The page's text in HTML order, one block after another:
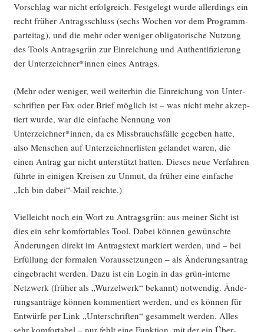
Vor­schlag war nicht erfolg­reich. Fest­ge­legt wur­de aller­dings ein
recht frü­her Antrags­schluss (sechs Wochen vor dem Pro­gramm­
par­tei­tag), und die mehr oder weni­ger obli­ga­to­ri­sche Nut­zung
des Tools Antrags­grün zur Ein­rei­chung und Authen­ti­fi­zie­rung
der Unterzeichner*innen eines Antrags.
(Mehr oder weni­ger, weil wei­ter­hin die Ein­rei­chung von Unter­
schrif­ten per Fax oder Brief mög­lich ist – was nicht mehr akzep­
tiert wur­de, war die ein­fa­che Nen­nung von
Unterzeichner*innen, da es Miss­brauchs­fäl­le gege­ben hat­te,
also Men­schen auf Unter­zeich­ner­lis­ten gelan­det waren, die
einen Antrag gar nicht unter­stützt hat­ten. Die­ses neue Ver­fah­ren
führ­te in eini­gen Krei­sen zu Unmut, da frü­her eine ein­fa­che
„Ich bin dabei“-Mail reichte.)
Viel­leicht noch ein Wort zu Antrags­grün: aus mei­ner Sicht ist
dies ein sehr kom­for­ta­bles Tool. Dabei kön­nen gewünsch­te
Ände­run­gen direkt im Antrags­text mar­kiert wer­den, und – bei
Erfül­lung der for­ma­len Vor­aus­set­zun­gen – als Ände­rungs­an­trag
ein­ge­bracht wer­den. Dazu ist ein Log­in in das grün-inter­ne
Netz­werk (frü­her als „Wur­zel­werk“ bekannt) not­wen­dig. Ände­
rungs­an­trä­ge kön­nen kom­men­tiert wer­den, und es kön­nen für
Ent­wür­fe per Link „Unter­schrif­ten“ gesam­melt wer­den. Alles